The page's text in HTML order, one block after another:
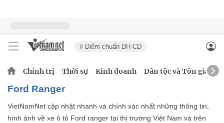
# Điểm chuẩn ĐH-CĐ
Chính trị Thời sự Kinh doanh Dân tộc và Tôn giáo
Ford Ranger
VietNamNet cập nhật nhanh và chính xác nhất những thông tin,
hình ảnh về xe ô tô Ford ranger tại thị trường Việt Nam và trên